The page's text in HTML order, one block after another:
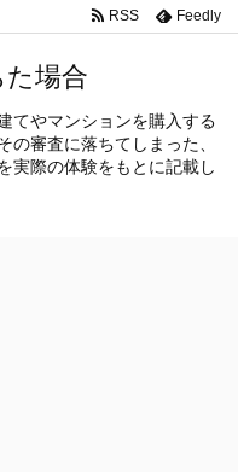
RSS Feedly
場合
てやマンションを購入する
審査に落ちてしまった、
実際の体験をもとに記載し